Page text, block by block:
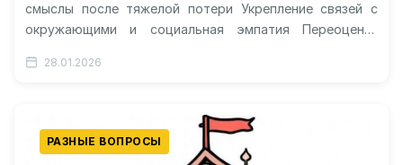
смыслы после тяжелой потери Укрепление связей с
окружающими и социальная эмпатия Переоценка
взгляд на…
28.01.2026
РАЗНЫЕ ВОПРОСЫ